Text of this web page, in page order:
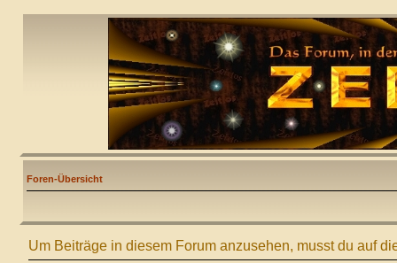
Foren-Übersicht
Um Beiträge in diesem Forum anzusehen, musst du auf